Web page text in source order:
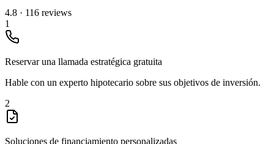
4.8 · 116 reviews
1
Reservar una llamada estratégica gratuita
Hable con un experto hipotecario sobre sus objetivos de inversión.
2
Soluciones de financiamiento personalizadas